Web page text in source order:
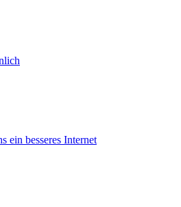
ein besseres Internet